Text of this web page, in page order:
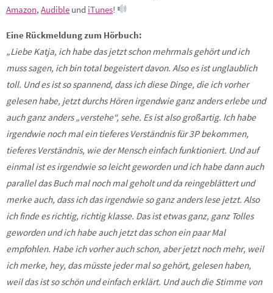
Amazon, Audible und iTunes!
Eine Rückmeldung zum Hörbuch:
„Liebe Katja, ich habe das jetzt schon mehrmals gehört und ich
muss sagen, ich bin total begeistert davon. Also es ist unglaublich
toll. Und es ist so spannend, dass ich diese Dinge, die ich vorher
gelesen habe, jetzt durchs Hören irgendwie ganz anders erlebe und
auch ganz anders „verstehe“, sehe. Es ist also großartig. Ich habe
irgendwie noch mal ein tieferes Verständnis für 3P bekommen,
tieferes Verständnis, wie der Mensch einfach funktioniert. Und auf
einmal ist es irgendwie so leicht geworden und ich habe dann auch
parallel das Buch mal noch mal geholt und da reingeblättert und
merke auch, dass ich das irgendwie so ganz anders lese jetzt. Also
ich finde es richtig, richtig klasse. Das ist etwas ganz, ganz Tolles
geworden und ich habe auch jetzt das schon ein paar Mal
empfohlen. Habe ich vorher auch schon, aber jetzt noch mehr, weil
ich merke, hey, das müsste jeder mal so gehört, gelesen haben,
weil das ist so schön und einfach erklärt. Und auch die Stimme von